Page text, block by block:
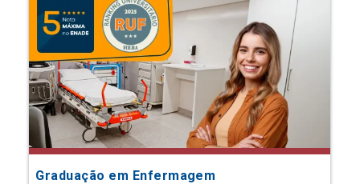
Graduação em Enfermagem